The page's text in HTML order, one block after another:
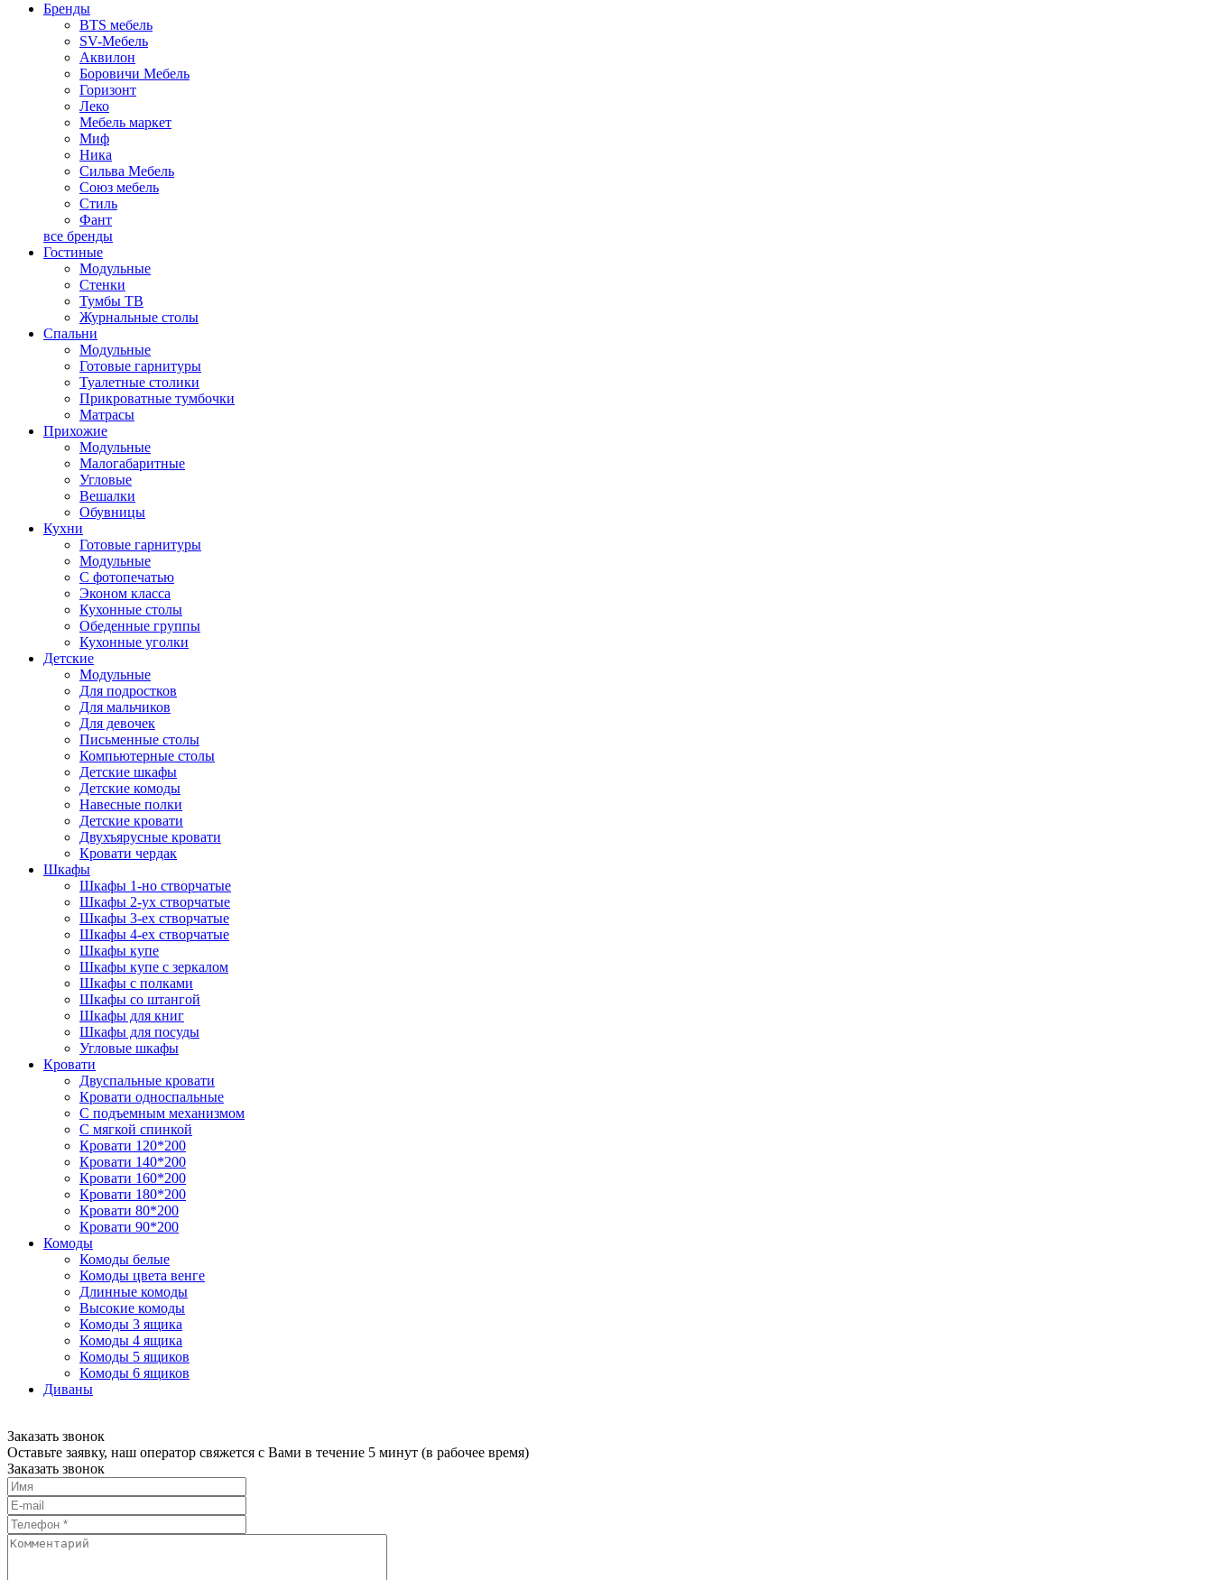
Бренды
BTS мебель
SV-Мебель
Аквилон
Боровичи Мебель
Горизонт
Леко
Мебель маркет
Миф
Ника
Сильва Мебель
Союз мебель
Стиль
Фант
все бренды
Гостиные
Модульные
Стенки
Тумбы ТВ
Журнальные столы
Спальни
Модульные
Готовые гарнитуры
Туалетные столики
Прикроватные тумбочки
Матрасы
Прихожие
Модульные
Малогабаритные
Угловые
Вешалки
Обувницы
Кухни
Готовые гарнитуры
Модульные
С фотопечатью
Эконом класса
Кухонные столы
Обеденные группы
Кухонные уголки
Детские
Модульные
Для подростков
Для мальчиков
Для девочек
Письменные столы
Компьютерные столы
Детские шкафы
Детские комоды
Навесные полки
Детские кровати
Двухъярусные кровати
Кровати чердак
Шкафы
Шкафы 1-но створчатые
Шкафы 2-ух створчатые
Шкафы 3-ех створчатые
Шкафы 4-ех створчатые
Шкафы купе
Шкафы купе с зеркалом
Шкафы с полками
Шкафы со штангой
Шкафы для книг
Шкафы для посуды
Угловые шкафы
Кровати
Двуспальные кровати
Кровати односпальные
С подъемным механизмом
С мягкой спинкой
Кровати 120*200
Кровати 140*200
Кровати 160*200
Кровати 180*200
Кровати 80*200
Кровати 90*200
Комоды
Комоды белые
Комоды цвета венге
Длинные комоды
Высокие комоды
Комоды 3 ящика
Комоды 4 ящика
Комоды 5 ящиков
Комоды 6 ящиков
Диваны
Заказать звонок
Оставьте заявку, наш оператор свяжется с Вами в течение 5 минут (в рабочее время)
Заказать звонок